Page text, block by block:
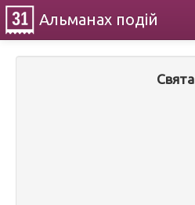
Альманах подій
Свята